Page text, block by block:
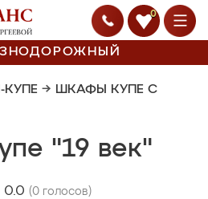
0
→ ШКАФЫ КУПЕ С
"19 век"
0.0 (0 голосов)